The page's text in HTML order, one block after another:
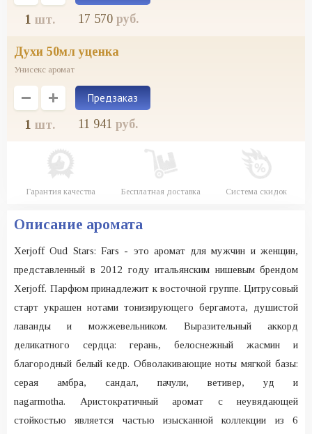
1 шт. 17 570 руб.
духи 50мл уценка
Унисекс аромат
1 шт.
Предзаказ
11 941 руб.
Гарантия качества Бесплатная доставка Система скидок
Описание аромата
Xerjoff Oud Stars: Fars - это аромат для мужчин и женщин,
представленный в 2012 году итальянским нишевым брендом
Xerjoff. Парфюм принадлежит к восточной группе. Цитрусовый
старт украшен нотами тонизирующего бергамота, душистой
лаванды и можжевельником. Выразительный аккорд
деликатного сердца: герань, белоснежный жасмин и
благородный белый кедр. Обволакивающие ноты мягкой базы:
серая амбра, сандал, пачули, ветивер, уд и
nagarmotha. Аристократичный аромат с неувядающей
стойкостью является частью изысканной коллекции из 6